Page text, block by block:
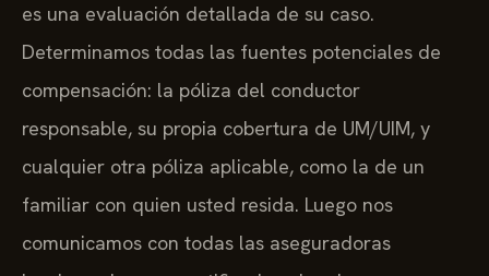
es una evaluación detallada de su caso.
Determinamos todas las fuentes potenciales de
compensación: la póliza del conductor
responsable, su propia cobertura de UM/UIM, y
cualquier otra póliza aplicable, como la de un
familiar con quien usted resida. Luego nos
comunicamos con todas las aseguradoras